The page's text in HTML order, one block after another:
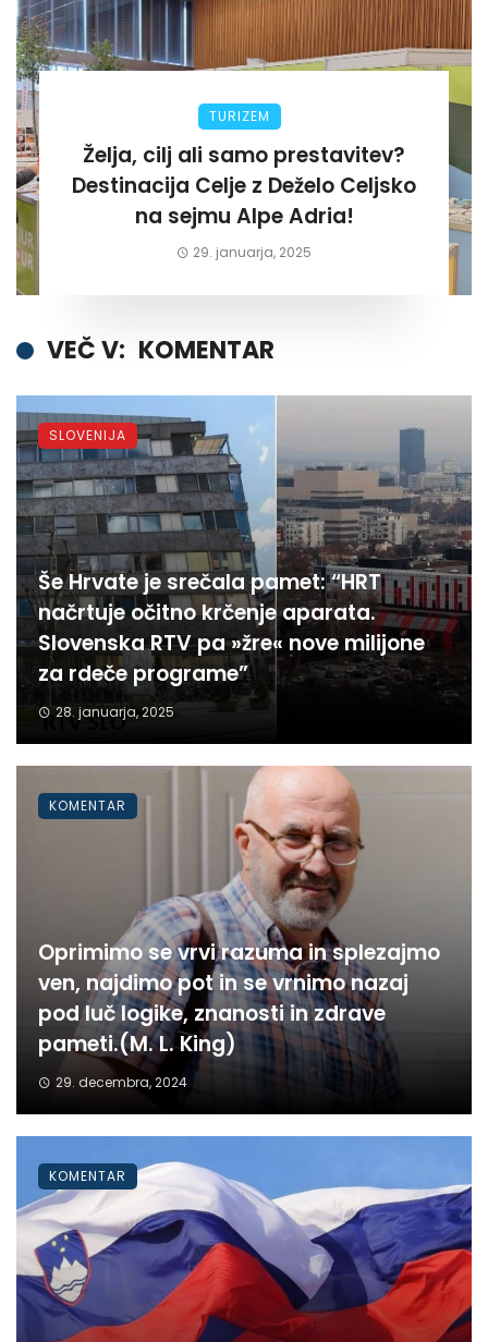
TURIZEM
Želja, cilj ali samo prestavitev?
Destinacija Celje z Deželo Celjsko
na sejmu Alpe Adria!
29. januarja, 2025
VEČ V: KOMENTAR
Še Hrvate je srečala pamet: “HRT
načrtuje očitno krčenje aparata.
Slovenska RTV pa »žre« nove milijone
za rdeče programe”
28. januarja, 2025
SLOVENIJA
Oprimimo se vrvi razuma in splezajmo
ven, najdimo pot in se vrnimo nazaj
pod luč logike, znanosti in zdrave
pameti.(M. L. King)
29. decembra, 2024
KOMENTAR
KOMENTAR